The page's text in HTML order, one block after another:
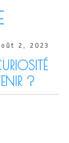
2, 2023
?